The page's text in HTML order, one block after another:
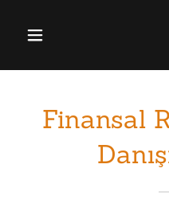
Finansal